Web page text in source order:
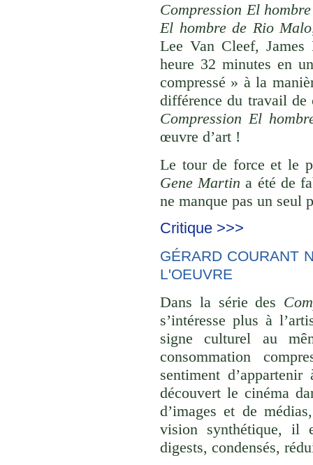
Compression El
El hombre de Rio Malo
Lee Van Cleef,
heure 32 minutes en
compressé » à la
différence du travail de
Compression El
œuvre d’art !
Le tour de force et le
Gene Martin a été de
ne manque pas un
Critique >>>
GÉRARD COURANT
L'OEUVRE
Dans la série des
s’intéresse plus à
signe culturel au
consommation
sentiment
découvert le cinéma
d’images et de
vision synthétique, il
digests, condensés,